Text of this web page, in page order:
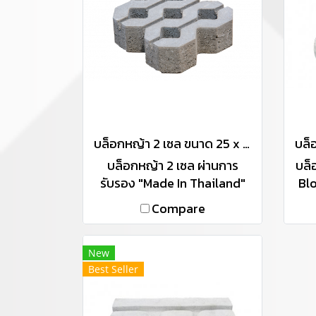
บล็อกหญ้า 2 เซล ขนาด 25 x 25 x 8 ซม. , ขนาด 40 x 40 x 9 ซม.
บล็อกหญ้า 2 เซล ผ่านการ
รับรอง "Made In Thailand"
(MiT) ขนาด 25 x 25 x 8 ซม. ,
ขนาด 40 x 40 x 9 ซม.
Compare
บล็
New
Best Seller